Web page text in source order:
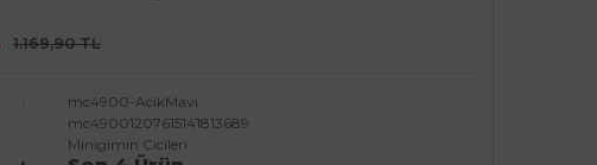
1.169,90 TL
mc4900-AcikMavi
mc49001207615141813689
Minigimin Cicileri